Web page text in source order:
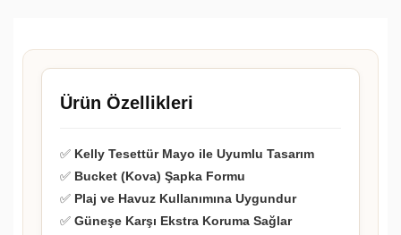
Ürün Özellikleri
✅ Kelly Tesettür Mayo ile Uyumlu Tasarım
✅ Bucket (Kova) Şapka Formu
✅ Plaj ve Havuz Kullanımına Uygundur
✅ Güneşe Karşı Ekstra Koruma Sağlar